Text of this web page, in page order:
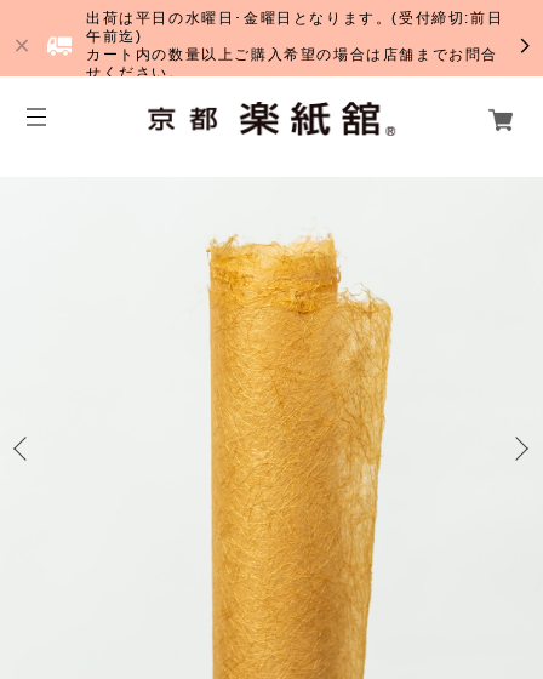
出荷は平日の水曜日･金曜日となります。(受付締切:前日
午前迄)
カート内の数量以上ご購入希望の場合は店舗までお問合
せください。